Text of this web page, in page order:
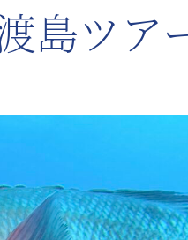
島ツア